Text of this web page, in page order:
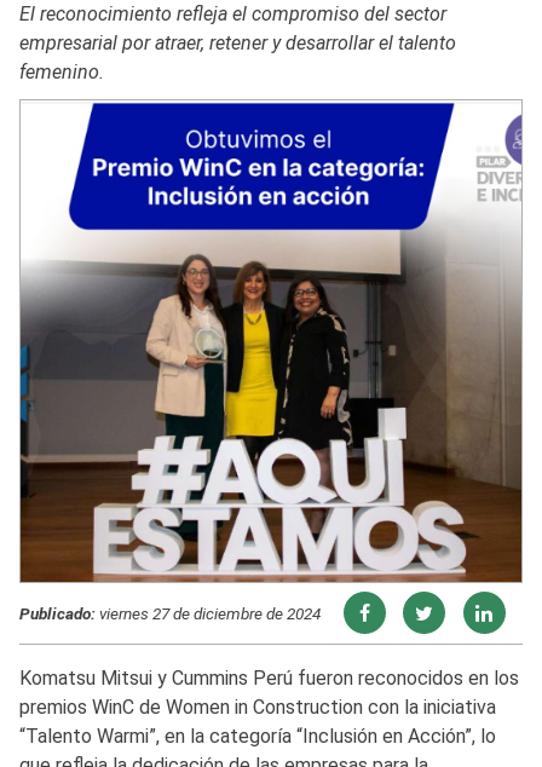
El reconocimiento refleja el compromiso del sector
empresarial por atraer, retener y desarrollar el talento
femenino.
Publicado:viernes 27 de diciembre de 2024
Komatsu Mitsui y Cummins Perú fueron reconocidos en los
premios WinC de Women in Construction con la iniciativa
“Talento Warmi”, en la categoría “Inclusión en Acción”, lo